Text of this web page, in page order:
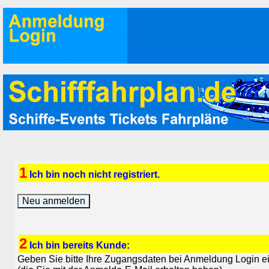
1 Ich bin noch nicht registriert.
2 Ich bin bereits Kunde:
Geben Sie bitte Ihre Zugangsdaten bei Anmeldung Login